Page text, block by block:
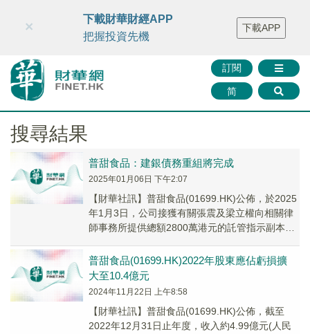
財華智庫網 FINTV FINMETA 財華證券 媒體矩陣
智庫沙龍
聯絡我們
訂閱
简
×
下載財華財經APP
把握投資先機
下載APP
搜尋結果
普甜食品：建銀債務重組將完成
2025年01月06日 下午2:07
【財華社訊】普甜食品(01699.HK)公佈，於2025
年1月3日，公司接獲有關張震及梁立權向相關律
師事務所提供總額2800萬港元的託管指示副本，
普甜食品(01699.HK)2022年股東應佔虧損擴
大至10.4億元
2024年11月22日 上午8:58
【財華社訊】普甜食品(01699.HK)公佈，截至
2022年12月31日止年度，收入約4.99億元(人民